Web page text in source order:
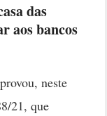
das
aos bancos
neste
21, que